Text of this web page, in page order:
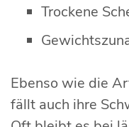
Trockene
Ebenso wie die
fällt auch ihre